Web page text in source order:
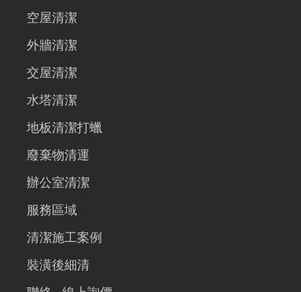
空屋清潔
外牆清潔
交屋清潔
水塔清潔
地板清潔打蠟
廢棄物清運
辦公室清潔
服務區域
清潔施工案例
裝潢後細清